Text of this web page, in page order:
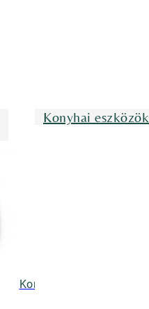
Konyhai kötények
Konyhai eszközök